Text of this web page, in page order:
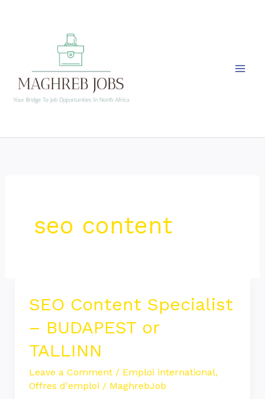
seo content
SEO Content Specialist
– BUDAPEST or
TALLINN
Leave a Comment / Emploi international,
Offres d'emploi / MaghrebJob
SEO
Specialist
BUDAPEST
or